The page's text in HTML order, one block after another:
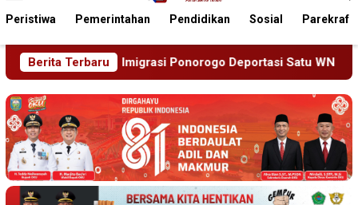
Mobile
Peristiwa Pemerintahan Pendidikan Sosial Parekraf
Berita Terbaru
Deportasi Satu WN Tiongkok Salahgunakan Ijin Tinggal